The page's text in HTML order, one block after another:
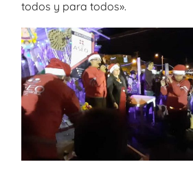
todos y para todos».